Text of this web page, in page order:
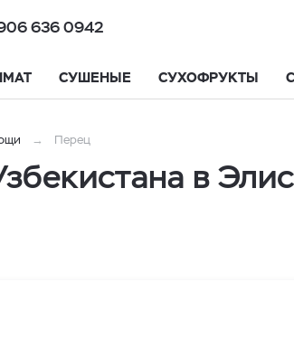
636 0942
СУШЕНЫЕ СУХОФРУКТЫ
Перец
в